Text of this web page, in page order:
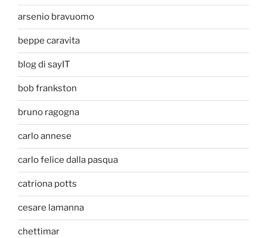
arsenio bravuomo
beppe caravita
blog di sayIT
bob frankston
bruno ragogna
carlo annese
carlo felice dalla pasqua
catriona potts
cesare lamanna
chettimar